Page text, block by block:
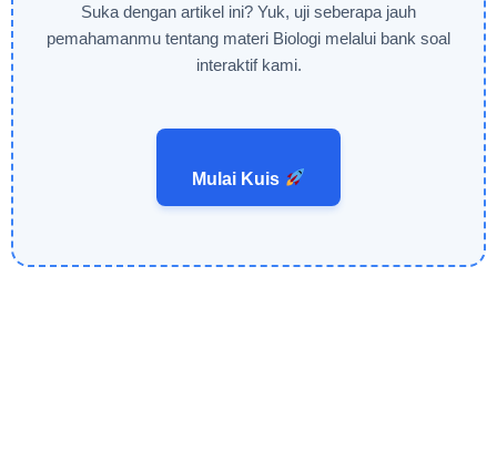
Suka dengan artikel ini? Yuk, uji seberapa jauh
pemahamanmu tentang materi Biologi melalui bank soal
interaktif kami.
Mulai Kuis